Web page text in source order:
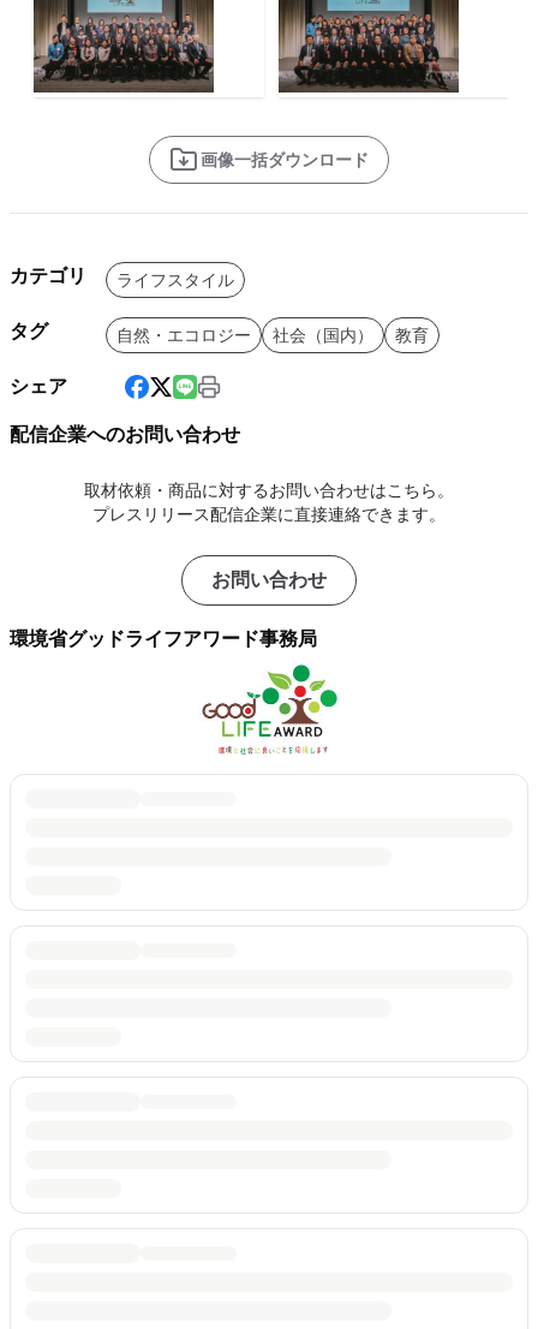
画像一括ダウンロード
カテゴリ ライフスタイル
タグ 自然・エコロジー 社会（国内） 教育
シェア
配信企業へのお問い合わせ
取材依頼・商品に対するお問い合わせはこちら。
プレスリリース配信企業に直接連絡できます。
お問い合わせ
環境省グッドライフアワード事務局